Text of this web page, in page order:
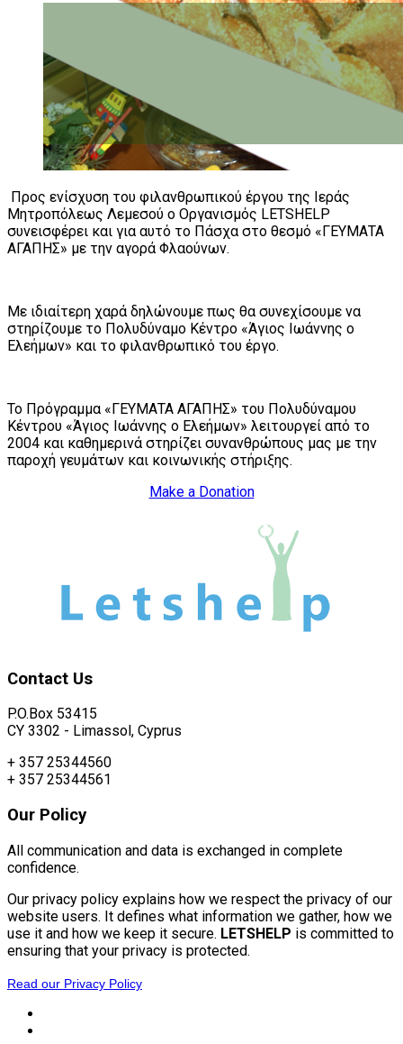
Προς ενίσχυση του φιλανθρωπικού έργου της Ιεράς
Μητροπόλεως Λεμεσού ο Οργανισμός LETSHELP
συνεισφέρει και για αυτό το Πάσχα στο θεσμό «ΓΕΥΜΑΤΑ
ΑΓΑΠΗΣ» με την αγορά Φλαούνων.
Με ιδιαίτερη χαρά δηλώνουμε πως θα συνεχίσουμε να
στηρίζουμε το Πολυδύναμο Κέντρο «Άγιος Ιωάννης ο
Ελεήμων» και το φιλανθρωπικό του έργο.
Το Πρόγραμμα «ΓΕΥΜΑΤΑ ΑΓΑΠΗΣ» του Πολυδύναμου
Κέντρου «Άγιος Ιωάννης ο Ελεήμων» λειτουργεί από το
2004 και καθημερινά στηρίζει συνανθρώπους μας με την
παροχή γευμάτων και κοινωνικής στήριξης.
Make a Donation
Contact Us
P.O.Box 53415
CY 3302 - Limassol, Cyprus
+ 357 25344560
+ 357 25344561
Our Policy
All communication and data is exchanged in complete
confidence.
Our privacy policy explains how we respect the privacy of our
website users. It defines what information we gather, how we
use it and how we keep it secure. LETSHELP is committed to
ensuring that your privacy is protected.
Read our Privacy Policy